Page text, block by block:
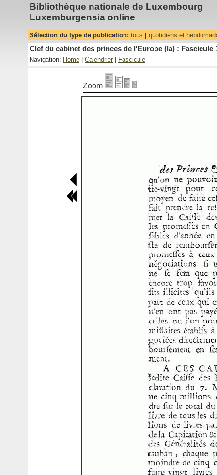
Bibliothèque nationale de Luxembourg
Luxemburgensia online
Sélection du type de publication: tous quotidiens et
Clef du cabinet des princes de l'Europe (la) : Fascicule
Navigation: Home Calendrier Fascicule
Zoom